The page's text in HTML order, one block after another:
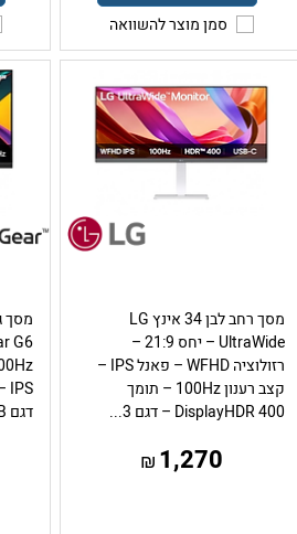
סמן מוצר להשוואה
מסך רחב לבן 34 אינץ LG
UltraWide – יחס 21:9 –
רזולוציה WFHD – פאנל IPS –
קצב רענון 100Hz – תומך
DisplayHDR 400 – דגם 3...
1,270
₪
דגם 27G640A-B